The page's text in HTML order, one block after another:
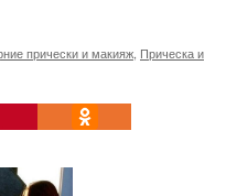
прически и макияж, Прическа и